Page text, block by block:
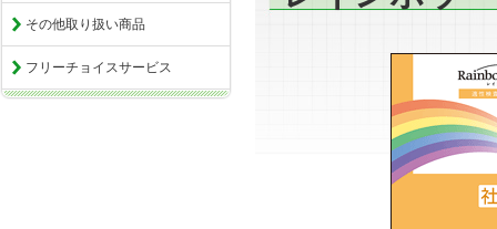
その他取り扱い商品
フリーチョイスサービス